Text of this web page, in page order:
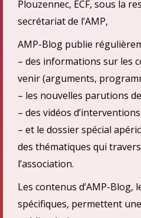
Plouzennec, ECF, sous la
secrétariat de l’AMP,
AMP-Blog publie
– des informations sur les
venir (arguments,
– les nouvelles parutions
– des vidéos
– et le dossier spécial
des thématiques qui
l’association.
Les contenus d’AMP-Blog,
spécifiques, permettent